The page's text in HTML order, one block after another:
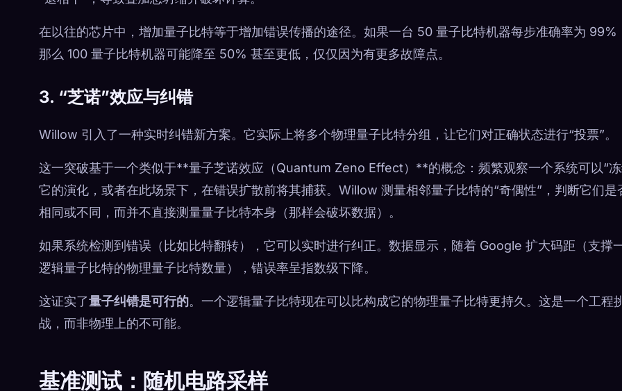
在以往的芯片中，增加量子比特等于增加错误传播的途径。如果一台 50 量子比特机器每步准确率为 99%
那么 100 量子比特机器可能降至 50% 甚至更低，仅仅因为有更多故障点。
3. “芝诺”效应与纠错
Willow 引入了一种实时纠错新方案。它实际上将多个物理量子比特分组，让它们对正确状态进行“投票”。
这一突破基于一个类似于**量子芝诺效应（Quantum Zeno Effect）**的概念：频繁观察一个系统可以“冻
它的演化，或者在此场景下，在错误扩散前将其捕获。Willow 测量相邻量子比特的“奇偶性”，判断它们是
相同或不同，而并不直接测量量子比特本身（那样会破坏数据）。
如果系统检测到错误（比如比特翻转），它可以实时进行纠正。数据显示，随着 Google 扩大码距（支撑
逻辑量子比特的物理量子比特数量），错误率呈指数级下降。
这证实了量子纠错是可行的。一个逻辑量子比特现在可以比构成它的物理量子比特更持久。这是一个工程
战，而非物理上的不可能。
基准测试：随机电路采样